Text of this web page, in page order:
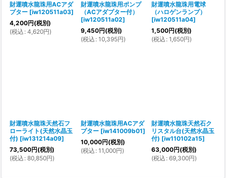
財運噴水龍珠用ACアダ
プター [iw120511a03]
4,200円(税別)
(税込 : 4,620円)
財運噴水龍珠用ポンプ
（ACアダプター付）
[iw120511a02]
9,450円(税別)
(税込 : 10,395円)
財運噴水龍珠用電球
（ハロゲンランプ）
[iw120511a04]
1,500円(税別)
(税込 : 1,650円)
財運噴水龍珠天然石フ
ローライト(天然水晶玉
付) [iw131214a09]
73,500円(税別)
(税込 : 80,850円)
財運噴水龍珠用ACアダ
プター [iw141009b01]
10,000円(税別)
(税込 : 11,000円)
財運噴水龍珠天然石ク
リスタル台(天然水晶玉
付) [iw110102a15]
63,000円(税別)
(税込 : 69,300円)